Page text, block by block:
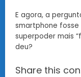
E agora, a
smartphone fosse
superpoder mais
deu?
Share this